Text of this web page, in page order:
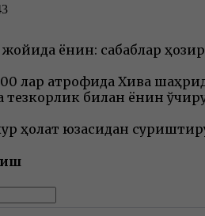
ёнғин: сабаблар
лар атрофида Хива
тезкорлик билан ёнғин
ҳолат юзасидан